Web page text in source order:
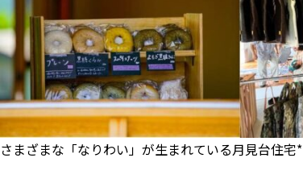
さまざまな「なりわい」が生まれている月見台住宅*